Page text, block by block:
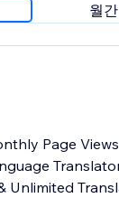
월간
Page Views
Unlimited